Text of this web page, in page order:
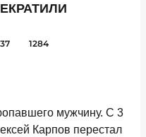
1284
мужчину. С 3
Карпов перестал